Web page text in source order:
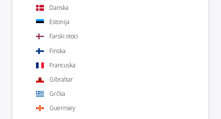
Danska
Estonija
Farski otoci
Finska
Francuska
Gibraltar
Grčka
Guernsey